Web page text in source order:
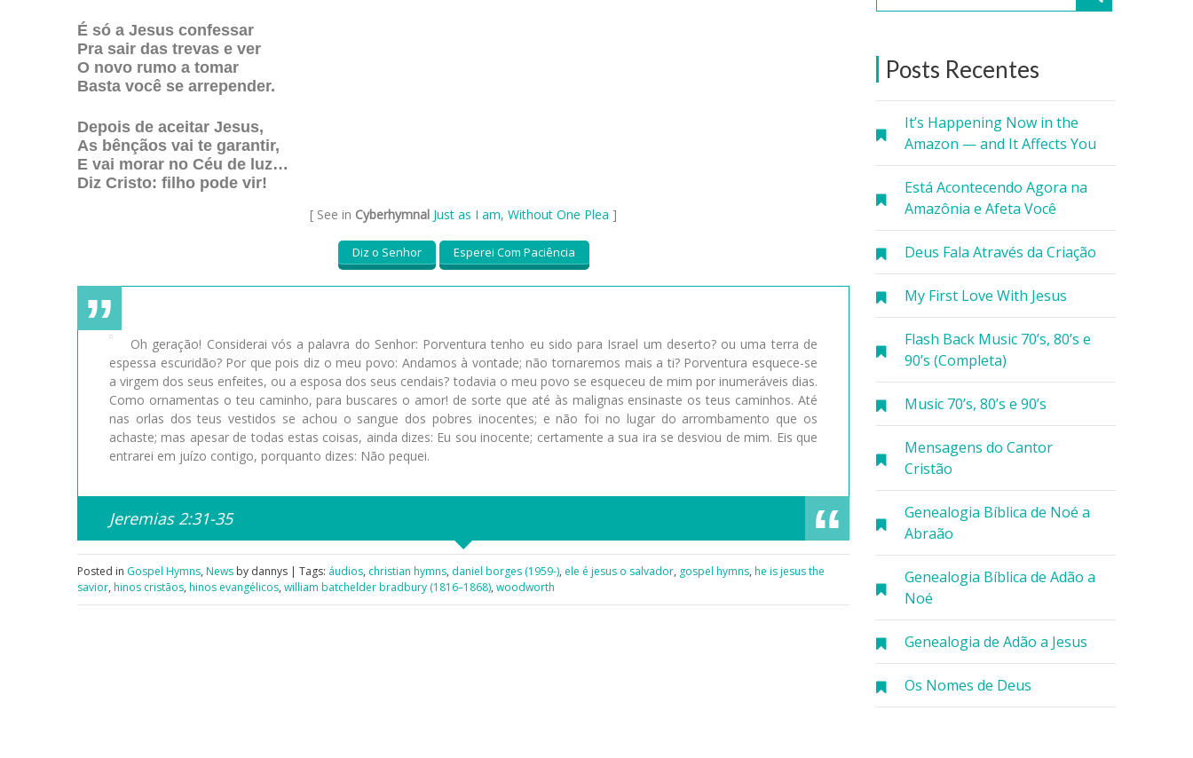
Posts Recentes
It’s Happening Now in the
Amazon — and It Affects You
Está Acontecendo Agora na
Amazônia e Afeta Você
Deus Fala Através da Criação
My First Love With Jesus
Flash Back Music 70’s, 80’s e
90’s (Completa)
Music 70’s, 80’s e 90’s
Mensagens do Cantor
Cristão
Genealogia Bíblica de Noé a
Abraão
Genealogia Bíblica de Adão a
Noé
Genealogia de Adão a Jesus
Os Nomes de Deus
É só a Jesus confessar
Pra sair das trevas e ver
O novo rumo a tomar
Basta você se arrepender.
Depois de aceitar Jesus,
As bênçãos vai te garantir,
E vai morar no Céu de luz…
Diz Cristo: filho pode vir!
[ See in Cyberhymnal Just as I am, Without One Plea ]
Diz o Senhor Esperei Com Paciência
Oh geração! Considerai vós a palavra do Senhor: Porventura tenho eu sido para Israel um deserto? ou uma terra de
espessa escuridão? Por que pois diz o meu povo: Andamos à vontade; não tornaremos mais a ti? Porventura esquece-se
a virgem dos seus enfeites, ou a esposa dos seus cendais? todavia o meu povo se esqueceu de mim por inumeráveis dias.
Como ornamentas o teu caminho, para buscares o amor! de sorte que até às malignas ensinaste os teus caminhos. Até
nas orlas dos teus vestidos se achou o sangue dos pobres inocentes; e não foi no lugar do arrombamento que os
achaste; mas apesar de todas estas coisas, ainda dizes: Eu sou inocente; certamente a sua ira se desviou de mim. Eis que
entrarei em juízo contigo, porquanto dizes: Não pequei.
Jeremias 2:31-35
Posted in Gospel Hymns, News by dannys | Tags: áudios, christian hymns, daniel borges (1959-), ele é jesus o salvador, gospel hymns, he is jesus the
savior, hinos cristãos, hinos evangélicos, william batchelder bradbury (1816–1868), wood­worth